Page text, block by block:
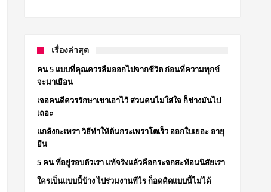
เรื่องล่าสุด
คน 5 แบบที่คุณควรลืมออกไปจากชีวิต ก่อนที่ความทุกข์
จะมาเยือน
เจอคนดีควรรักษาเขาเอาไว้ ส่วนคนไม่ใส่ใจ ก็ช่างมันไป
เถอะ
แกล้งกะเพรา วิธีทำให้ต้นกระเพราโตเร็ว ออกใบเยอะ อายุ
ยืน
5 คน ที่อยู่รอบตัวเรา แท้จริงแล้วคือกระจกสะท้อนนิสัยเรา
ใครเป็นแบบนี้บ้าง ไปร่วมงานทีไร ก็อดคิดแบบนี้ไม่ได้